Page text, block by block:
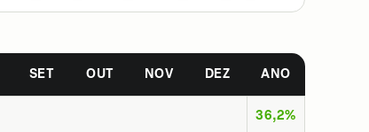
SET OUT NOV DEZ ANO
36,2%